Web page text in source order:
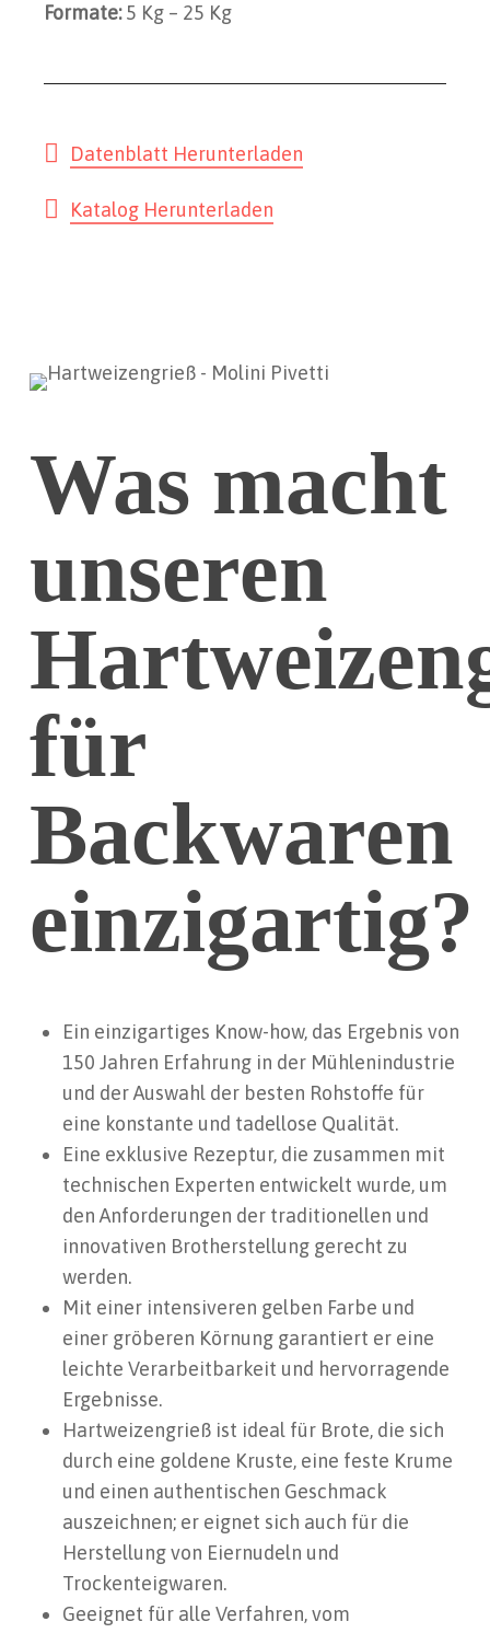
Formate:5 Kg – 25 Kg
Datenblatt Herunterladen
Katalog Herunterladen
Was macht
unseren
für
Backwaren
einzigartig?
Ein einzigartiges Know-how, das Ergebnis von
150 Jahren Erfahrung in der Mühlenindustrie
und der Auswahl der besten Rohstoffe für
eine konstante und tadellose Qualität.
Eine exklusive Rezeptur, die zusammen mit
technischen Experten entwickelt wurde, um
den Anforderungen der traditionellen und
innovativen Brotherstellung gerecht zu
werden.
Mit einer intensiveren gelben Farbe und
einer gröberen Körnung garantiert er eine
leichte Verarbeitbarkeit und hervorragende
Ergebnisse.
Hartweizengrieß ist ideal für Brote, die sich
durch eine goldene Kruste, eine feste Krume
und einen authentischen Geschmack
auszeichnen; er eignet sich auch für die
Herstellung von Eiernudeln und
Trockenteigwaren.
Geeignet für alle Verfahren, vom